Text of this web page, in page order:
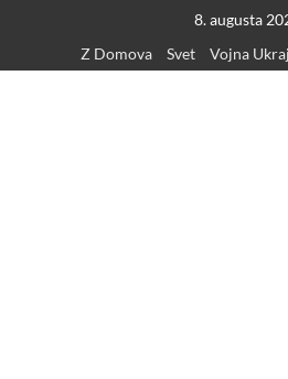
content
8. augusta
Z Domova
Svet Vojna